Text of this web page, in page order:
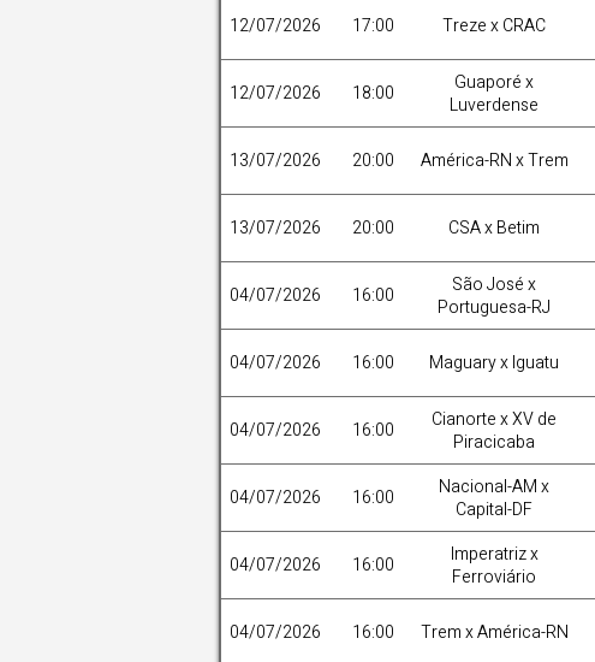
12/07/2026 17:00 Treze x CRAC
12/07/2026 18:00
Guaporé x
Luverdense
13/07/2026 20:00 América-RN x Trem
13/07/2026 20:00 CSA x Betim
04/07/2026 16:00
São José x
Portuguesa-RJ
04/07/2026 16:00 Maguary x Iguatu
04/07/2026 16:00
Cianorte x XV de
Piracicaba
04/07/2026 16:00
Nacional-AM x
Capital-DF
04/07/2026 16:00
Imperatriz x
Ferroviário
04/07/2026 16:00 Trem x América-RN